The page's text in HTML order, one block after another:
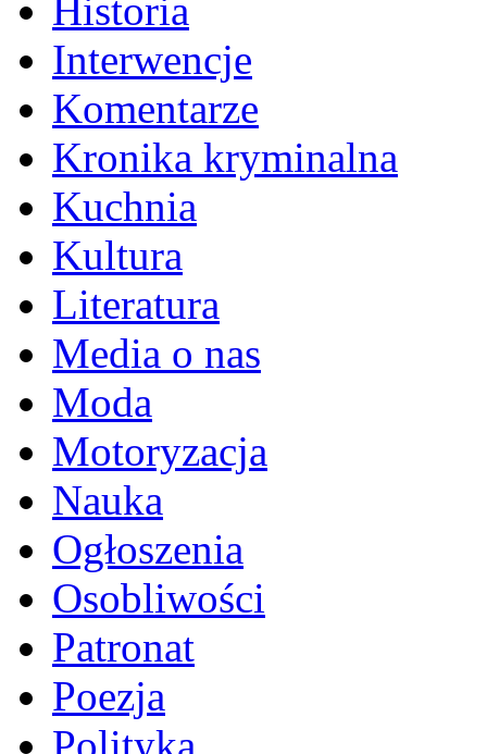
Historia
Interwencje
Komentarze
Kronika kryminalna
Kuchnia
Kultura
Literatura
Media o nas
Moda
Motoryzacja
Nauka
Ogłoszenia
Osobliwości
Patronat
Poezja